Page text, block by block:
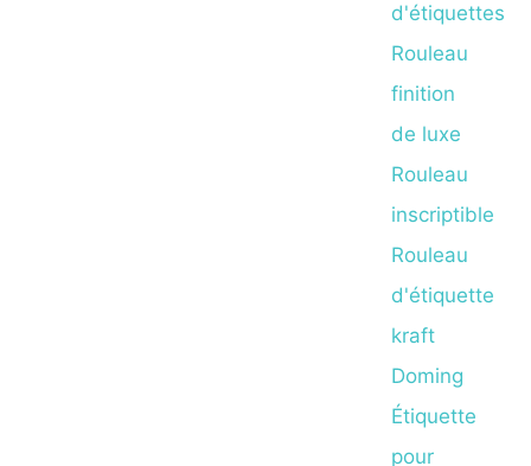
d'étiquettes
Rouleau
finition
de luxe
Rouleau
inscriptible
Rouleau
d'étiquette
kraft
Doming
Étiquette
pour